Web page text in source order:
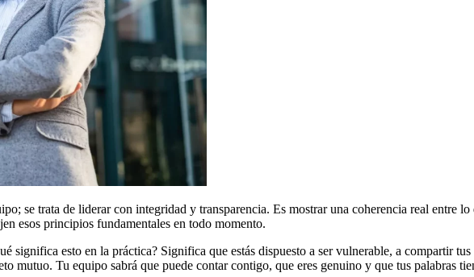
se trata de liderar con integridad y transparencia. Es mostrar una coherencia real entre
esos principios fundamentales en todo momento.
significa esto en la práctica? Significa que estás dispuesto a ser vulnerable, a compartir
mutuo. Tu equipo sabrá que puede contar contigo, que eres genuino y que tus palabras